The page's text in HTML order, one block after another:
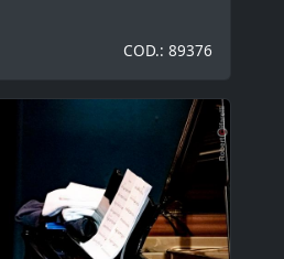
COD.: 89376